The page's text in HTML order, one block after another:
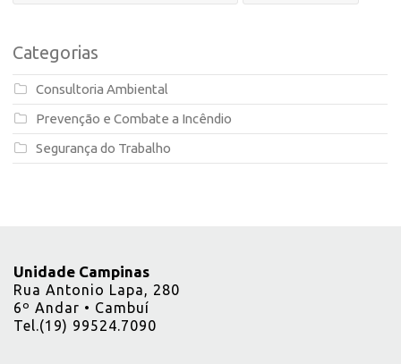
Categorias
Consultoria Ambiental
Prevenção e Combate a Incêndio
Segurança do Trabalho
Unidade Campinas
Rua Antonio Lapa, 280
6º Andar • Cambuí
Tel.(19) 99524.7090